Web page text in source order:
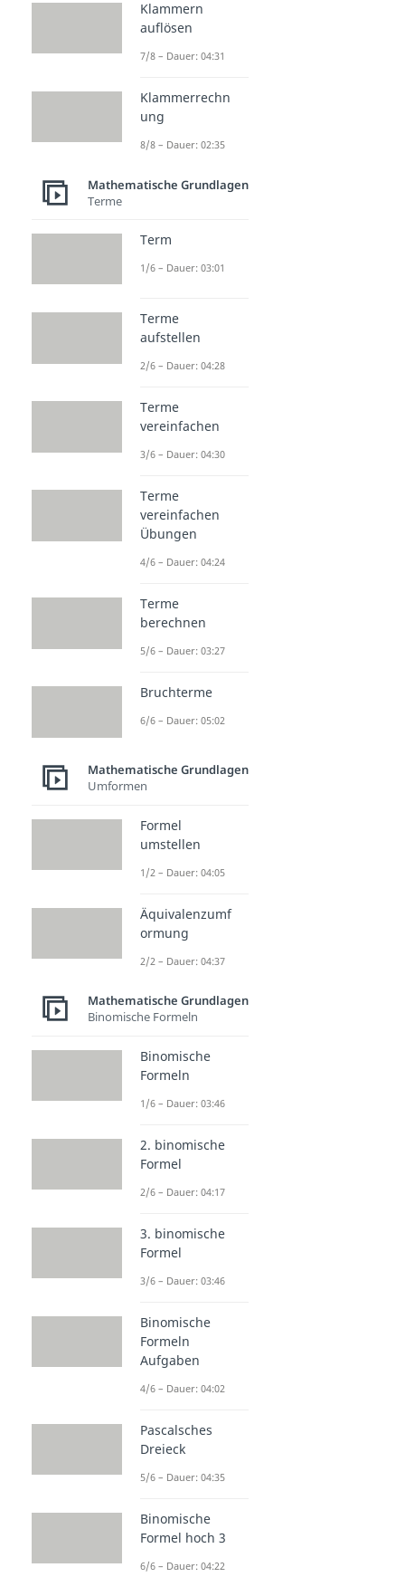
Klammern
auflösen
7/8 – Dauer: 04:31
Klammerrechn
ung
8/8 – Dauer: 02:35
Mathematische Grundlagen
Terme
Term
1/6 – Dauer: 03:01
Terme
aufstellen
2/6 – Dauer: 04:28
Terme
vereinfachen
3/6 – Dauer: 04:30
Terme
vereinfachen
Übungen
4/6 – Dauer: 04:24
Terme
berechnen
5/6 – Dauer: 03:27
Bruchterme
6/6 – Dauer: 05:02
Mathematische Grundlagen
Umformen
Formel
umstellen
1/2 – Dauer: 04:05
Äquivalenzumf
ormung
2/2 – Dauer: 04:37
Mathematische Grundlagen
Binomische Formeln
Binomische
Formeln
1/6 – Dauer: 03:46
2. binomische
Formel
2/6 – Dauer: 04:17
3. binomische
Formel
3/6 – Dauer: 03:46
Binomische
Formeln
Aufgaben
4/6 – Dauer: 04:02
Pascalsches
Dreieck
5/6 – Dauer: 04:35
Binomische
Formel hoch 3
6/6 – Dauer: 04:22